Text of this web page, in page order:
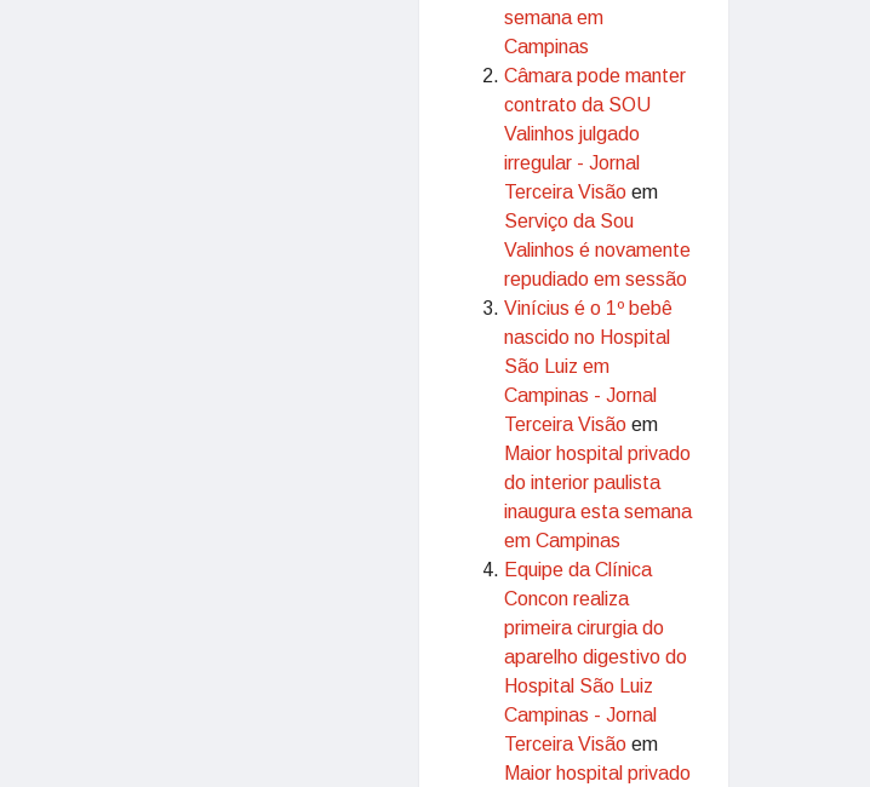
semana em
Campinas
Câmara pode manter
contrato da SOU
Valinhos julgado
irregular - Jornal
Terceira Visão em
Serviço da Sou
Valinhos é novamente
repudiado em sessão
Vinícius é o 1º bebê
nascido no Hospital
São Luiz em
Campinas - Jornal
Terceira Visão em
Maior hospital privado
do interior paulista
inaugura esta semana
em Campinas
Equipe da Clínica
Concon realiza
primeira cirurgia do
aparelho digestivo do
Hospital São Luiz
Campinas - Jornal
Terceira Visão em
Maior hospital privado